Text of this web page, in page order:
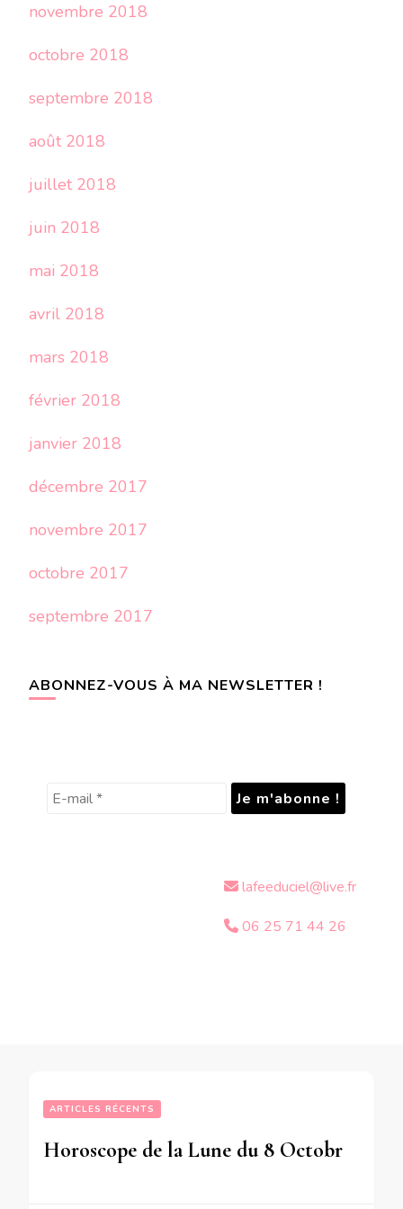
novembre 2018
octobre 2018
septembre 2018
août 2018
juillet 2018
juin 2018
mai 2018
avril 2018
mars 2018
février 2018
janvier 2018
décembre 2017
novembre 2017
octobre 2017
septembre 2017
ABONNEZ-VOUS À MA NEWSLETTER !
lafeeduciel@live.fr
06 25 71 44 26
ARTICLES RÉCENTS